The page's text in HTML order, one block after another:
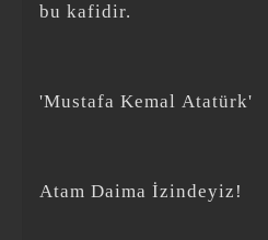
bu kafidir.
'Mustafa Kemal Atatürk'
Atam Daima İzindeyiz!